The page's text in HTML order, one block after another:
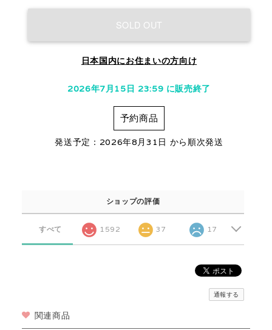
SOLD OUT
日本国内にお住まいの方向け
2026年7月15日 23:59 に販売終了
予約商品
発送予定：2026年8月31日 から順次発送
ショップの評価
すべて 1592 37 17
通報する
関連商品